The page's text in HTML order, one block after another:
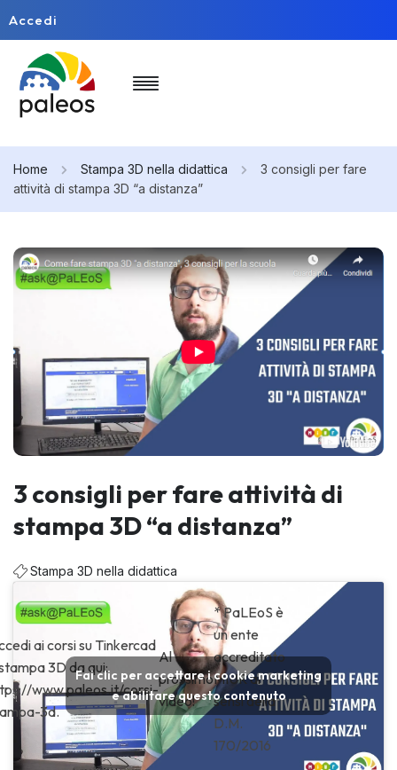
Accedi
Home Stampa 3D nella didattica
3 consigli per fare
attività di stampa 3D “a distanza”
3 consigli per fare attività di
stampa 3D “a distanza”
Stampa 3D nella didattica
ai corsi su Tinkercad
3D da qui:
www.paleos.it/corsi-
3d.
Al
prossimo
video!
* PaLEoS è
un ente
accreditato
MIUR ai
sensi della
D.M.
170/2016
Fai clic per accettare i cookie marketing
e abilitare questo contenuto